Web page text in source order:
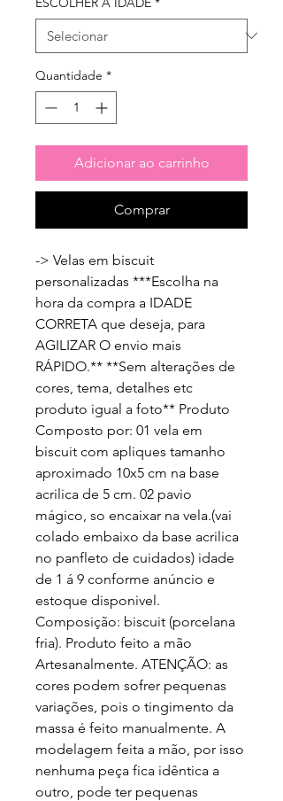
Quantidade *
Adicionar ao carrinho
Comprar
-> Velas em biscuit
personalizadas ***Escolha na
hora da compra a IDADE
CORRETA que deseja, para
AGILIZAR O envio mais
RÁPIDO.** **Sem alterações de
cores, tema, detalhes etc
produto igual a foto** Produto
Composto por: 01 vela em
biscuit com apliques tamanho
aproximado 10x5 cm na base
acrilica de 5 cm. 02 pavio
mágico, so encaixar na vela.(vai
colado embaixo da base acrilica
no panfleto de cuidados) idade
de 1 á 9 conforme anúncio e
estoque disponivel.
Composição: biscuit (porcelana
fria). Produto feito a mão
Artesanalmente. ATENÇÃO: as
cores podem sofrer pequenas
variações, pois o tingimento da
massa é feito manualmente. A
modelagem feita a mão, por isso
nenhuma peça fica idêntica a
outro, pode ter pequenas